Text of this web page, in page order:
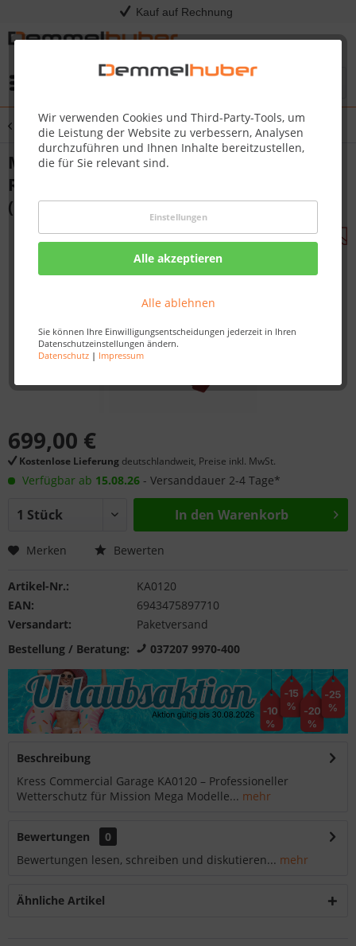
Kauf auf Rechnung
Wir verwenden Cookies und Third-Party-Tools, um
die Leistung der Website zu verbessern, Analysen
durchzuführen und Ihnen Inhalte bereitzustellen,
die für Sie relevant sind.
Einstellungen
Alle akzeptieren
Alle ablehnen
Sie können Ihre Einwilligungsentscheidungen jederzeit in Ihren
Datenschutzeinstellungen ändern.
Datenschutz| Impressum
Übersicht Mähroboter Zubehör
Mähroboter Garage KA0120 für MEGA
RTKn Robotermäher
(KR133E|KR136E|KR233E|KR236E)
699,00 €
Kostenlose Lieferung deutschlandweit, Preise inkl. MwSt.
Verfügbar ab 15.08.26 - Versanddauer 2-4 Tage*
In den Warenkorb
Merken Bewerten
Artikel-Nr.:
KA0120
EAN:
6943475897710
Versandart:
Paketversand
Bestellung / Beratung:
037207 9970-400
Beschreibung
Kress Commercial Garage KA0120 – Professioneller
Wetterschutz für Mission Mega Modelle... mehr
Bewertungen
0
Bewertungen lesen, schreiben und diskutieren... mehr
Ähnliche Artikel